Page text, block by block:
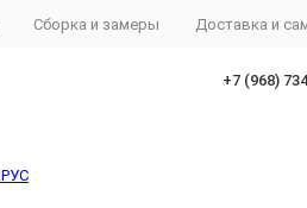
Сборка и замеры Доставка и
+7 (968)